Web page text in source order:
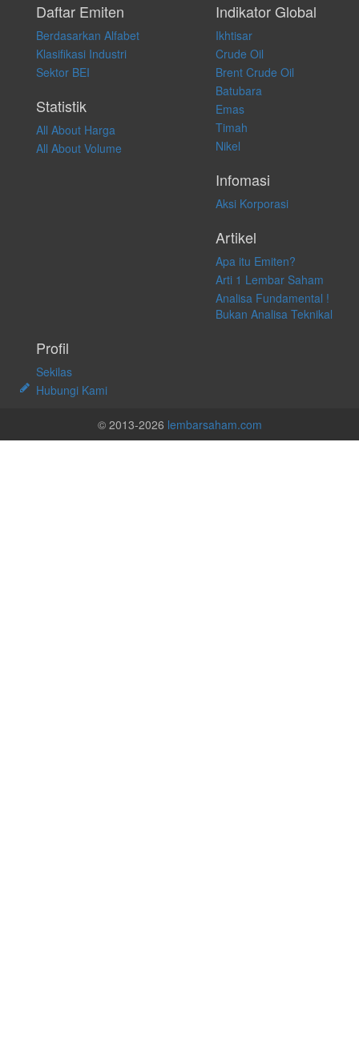
pribadi. Kami tidak memberi anjuran, saran, rekomendasi untuk
membeli, menjual atau melakukan aktivitas lain yang terkait dengan
transaksi perdagangan apapun, dan kami tidak bertanggung jawab
atas keputusan investasi yang dilakukan dalam kondisi dan situasi
apapun juga, yang diakibatkan secara langsung maupun tidak
langsung atas konten pada website ini.
Daftar Emiten
Berdasarkan Alfabet
Klasifikasi Industri
Sektor BEI
Statistik
All About Harga
All About Volume
Indikator Global
Ikhtisar
Crude Oil
Brent Crude Oil
Batubara
Emas
Timah
Nikel
Infomasi
Aksi Korporasi
Artikel
Apa itu Emiten?
Arti 1 Lembar Saham
Analisa Fundamental !
Bukan Analisa Teknikal
Profil
Sekilas
Hubungi Kami
© 2013-2026 lembarsaham.com